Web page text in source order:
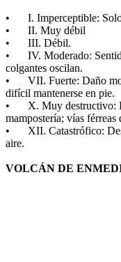
•
I. Imperceptible:
•
II. Muy débil
•
III. Débil.
•
IV. Moderado:
colgantes oscilan.
•
VII. Fuerte: Daño
difícil mantenerse en pie.
•
X. Muy destructivo:
mampostería; vías férreas
•
XII. Catastrófico:
aire.
VOLCÁN DE